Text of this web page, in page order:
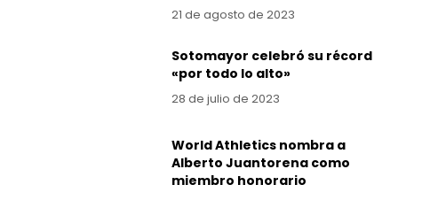
21 de agosto de 2023
Sotomayor celebró su récord
«por todo lo alto»
28 de julio de 2023
World Athletics nombra a
Alberto Juantorena como
miembro honorario